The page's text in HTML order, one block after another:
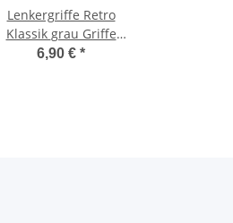
Lenkergriffe Retro
Klassik grau Griffe
22/24 mm Lenkergriffe
6,90 € *